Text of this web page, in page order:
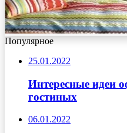
Популярное
25.01.2022
Интересные идеи
гостиных
06.01.2022